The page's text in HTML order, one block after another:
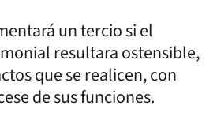
un tercio si el
resultara ostensible,
que se realicen, con
de sus funciones.